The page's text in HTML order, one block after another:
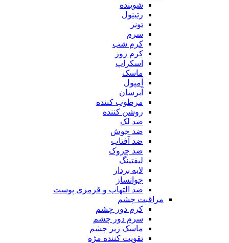
شوینده
رتینول
تونر
سرم
کرم شب
کرم روز
اسکراپ
ماسک
آمپول
آبرسان
مرطوب کننده
روشن کننده
ضد لک
ضد جوش
ضد آفتاب
ضد چروک
لیفتینگ
لایه بردار
جوانساز
ضد التهاب و قرمزی پوست
مراقبت چشم
کرم دور چشم
سرم دور چشم
ماسک زیر چشم
تقویت کننده مژه